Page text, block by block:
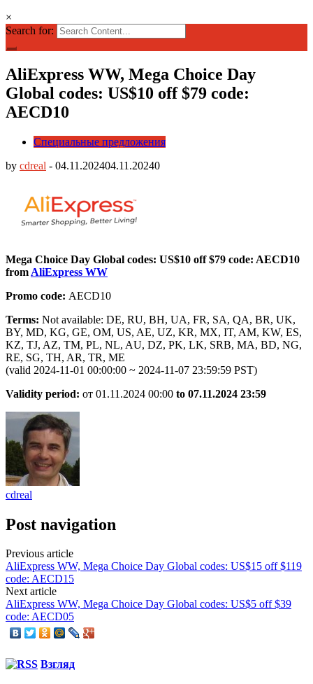
×
Search for:
AliExpress WW, Mega Choice Day
Global codes: US$10 off $79 code:
AECD10
Специальные предложения
by cdreal - 04.11.202404.11.20240
Mega Choice Day Global codes: US$10 off $79 code: AECD10
from AliExpress WW
Promo code: AECD10
Terms: Not available: DE, RU, BH, UA, FR, SA, QA, BR, UK,
BY, MD, KG, GE, OM, US, AE, UZ, KR, MX, IT, AM, KW, ES,
KZ, TJ, AZ, TM, PL, NL, AU, DZ, PK, LK, SRB, MA, BD, NG,
RE, SG, TH, AR, TR, ME
(valid 2024-11-01 00:00:00 ~ 2024-11-07 23:59:59 PST)
Validity period: от 01.11.2024 00:00 to 07.11.2024 23:59
cdreal
Post navigation
Previous article
AliExpress WW, Mega Choice Day Global codes: US$15 off $119
code: AECD15
Next article
AliExpress WW, Mega Choice Day Global codes: US$5 off $39
code: AECD05
Взгляд